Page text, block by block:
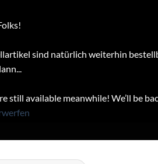
sind natürlich weiterhin
available meanwhile! We’ll be